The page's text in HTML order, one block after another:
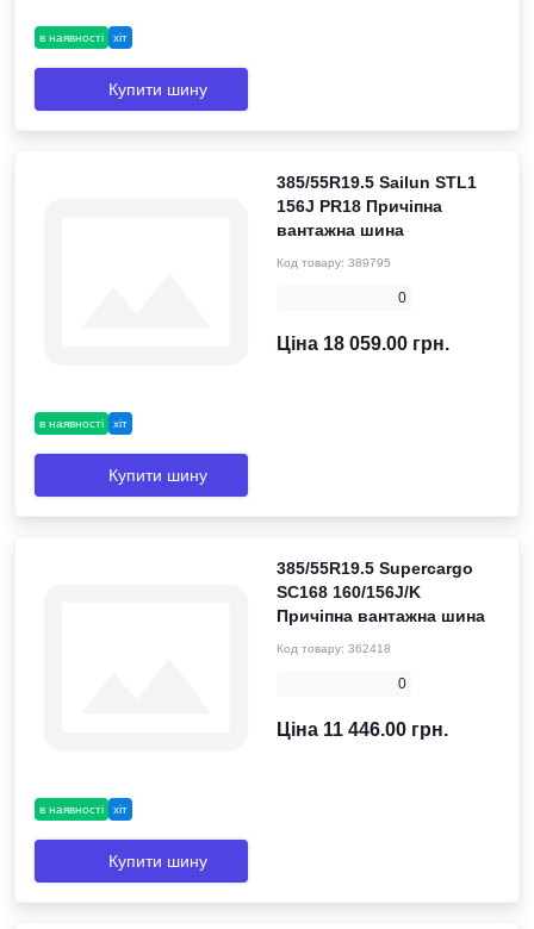
в наявності хіт
Купити шину
в наявності хіт
385/55R19.5 Sailun STL1
156J PR18 Причіпна
вантажна шина
Код товару: 389795
0
Ціна 18 059.00 грн.
Купити шину
в наявності хіт
385/55R19.5 Supercargo
SC168 160/156J/K
Причіпна вантажна шина
Код товару: 362418
0
Ціна 11 446.00 грн.
Купити шину